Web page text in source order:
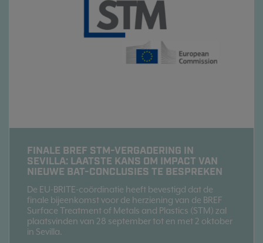
FINALE BREF STM-VERGADERING IN
SEVILLA: LAATSTE KANS OM IMPACT VAN
NIEUWE BAT-CONCLUSIES TE BESPREKEN
De EU-BRITE-coördinatie heeft bevestigd dat de
finale bijeenkomst voor de herziening van de BREF
Surface Treatment of Metals and Plastics (STM) zal
plaatsvinden van 28 september tot en met 2 oktober
in Sevilla.